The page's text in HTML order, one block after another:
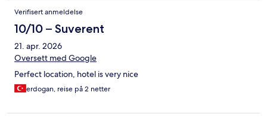
Verifisert anmeldelse
10/10 – Suverent
21. apr. 2026
Oversett med Google
Perfect location, hotel is very nice
erdogan, reise på 2 netter